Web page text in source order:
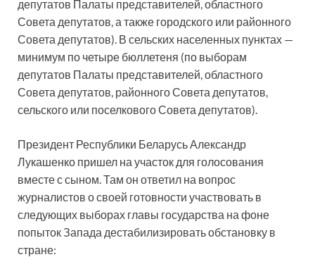
депутатов Палаты представителей, областного
Совета депутатов, а также городского или районного
Совета депутатов). В сельских населенных пунктах —
минимум по четыре бюллетеня (по выборам
депутатов Палаты представителей, областного
Совета депутатов, районного Совета депутатов,
сельского или поселкового Совета депутатов).
Президент Республики Беларусь Александр
Лукашенко пришел на участок для голосования
вместе с сыном. Там он ответил на вопрос
журналистов о своей готовности участвовать в
следующих выборах главы государства на фоне
попыток Запада дестабилизировать обстановку в
стране: